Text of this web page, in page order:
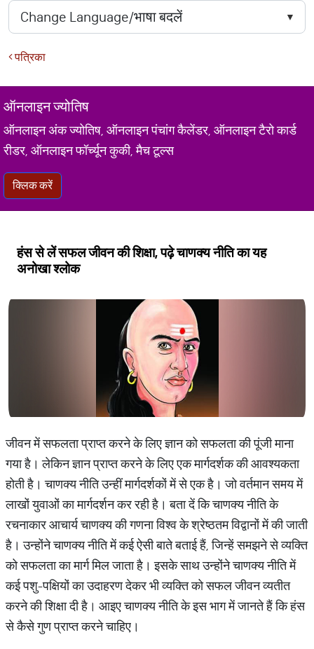
पत्रिका
ऑनलाइन ज्योतिष
ऑनलाइन अंक ज्योतिष, ऑनलाइन पंचांग कैलेंडर, ऑनलाइन टैरो कार्ड
रीडर, ऑनलाइन फॉर्च्यून कुकी, मैच टूल्स
क्लिक करें
हंस से लें सफल जीवन की शिक्षा, पढ़े चाणक्य नीति का यह
अनोखा श्लोक
जीवन में सफलता प्राप्त करने के लिए ज्ञान को सफलता की पूंजी माना
गया है। लेकिन ज्ञान प्राप्त करने के लिए एक मार्गदर्शक की आवश्यकता
होती है। चाणक्य नीति उन्हीं मार्गदर्शकों में से एक है। जो वर्तमान समय में
लाखों युवाओं का मार्गदर्शन कर रही है। बता दें कि चाणक्य नीति के
रचनाकार आचार्य चाणक्य की गणना विश्व के श्रेष्ठतम विद्वानों में की जाती
है। उन्होंने चाणक्य नीति में कई ऐसी बाते बताई हैं, जिन्हें समझने से व्यक्ति
को सफलता का मार्ग मिल जाता है। इसके साथ उन्होंने चाणक्य नीति में
कई पशु-पक्षियों का उदाहरण देकर भी व्यक्ति को सफल जीवन व्यतीत
करने की शिक्षा दी है। आइए चाणक्य नीति के इस भाग में जानते हैं कि हंस
से कैसे गुण प्राप्त करने चाहिए।